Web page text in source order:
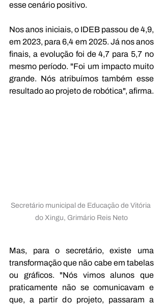
esse cenário positivo.
Nos anos iniciais, o IDEB passou de 4,9,
em 2023, para 6,4 em 2025. Já nos anos
finais, a evolução foi de 4,7 para 5,7 no
mesmo período. "Foi um impacto muito
grande. Nós atribuímos também esse
resultado ao projeto de robótica", afirma.
Secretário municipal de Educação de Vitória
do Xingu, Grimário Reis Neto
Mas, para o secretário, existe uma
transformação que não cabe em tabelas
ou gráficos. "Nós vimos alunos que
praticamente não se comunicavam e
que, a partir do projeto, passaram a